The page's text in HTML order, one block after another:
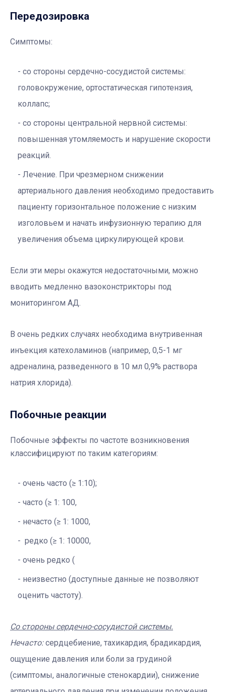
Передозировка
Симптомы:
со стороны сердечно-сосудистой системы:
головокружение, ортостатическая гипотензия,
коллапс;
со стороны центральной нервной системы:
повышенная утомляемость и нарушение скорости
реакций.
Лечение. При чрезмерном снижении
артериального давления необходимо предоставить
пациенту горизонтальное положение с низким
изголовьем и начать инфузионную терапию для
увеличения объема циркулирующей крови.
Если эти меры окажутся недостаточными, можно
вводить медленно вазоконстрикторы под
мониторингом АД.
В очень редких случаях необходима внутривенная
инъекция катехоламинов (например, 0,5-1 мг
адреналина, разведенного в 10 мл 0,9% раствора
натрия хлорида).
Побочные реакции
Побочные эффекты по частоте возникновения
классифицируют по таким категориям:
очень часто (≥ 1:10);
часто (≥ 1: 100,
нечасто (≥ 1: 1000,
редко (≥ 1: 10000,
очень редко (
неизвестно (доступные данные не позволяют
оценить частоту).
Со стороны сердечно-сосудистой системы.
Нечасто: сердцебиение, тахикардия, брадикардия,
ощущение давления или боли за грудиной
(симптомы, аналогичные стенокардии), снижение